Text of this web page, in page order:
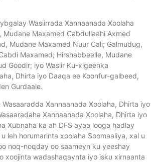
Wasiirrada Xannaanada Xoolaha
Mudane Maxamed Cabdullaahi Axmed
Mudane Maxamed Nuur Cali; Galmudug,
Maxamed; Hirshabbeelle, Mudane
Goodir; iyo Wasiir Ku-xigeenka
Dhirta iyo Daaqa ee Koonfur-galbeed,
Gurdaale.
Xannaanada Xoolaha, Dhirta iyo
Xannaanada Xoolaha, Dhirta iyo
Xubnaha ka ah DFS ayaa looga hadlay
leh horumarinta xoolaha Soomaaliya, xal u
noq-noqday oo saameyn ku yeeshay
xoojinta wadashaqaynta iyo isku xirnaanta